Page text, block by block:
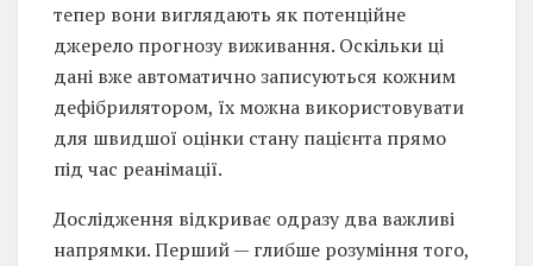
тепер вони виглядають як потенційне
джерело прогнозу виживання. Оскільки ці
дані вже автоматично записуються кожним
дефібрилятором, їх можна використовувати
для швидшої оцінки стану пацієнта прямо
під час реанімації.
Дослідження відкриває одразу два важливі
напрямки. Перший — глибше розуміння того,